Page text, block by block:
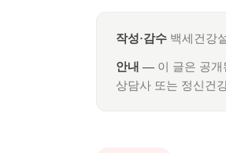
작성·감수 백세건강
안내 — 이 글은 공
상담사 또는 정신건